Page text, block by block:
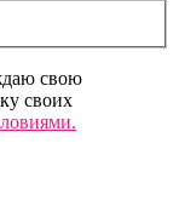
свою
своих